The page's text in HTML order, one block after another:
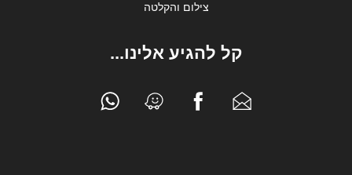
צילום והקלטה
קל להגיע אלינו...